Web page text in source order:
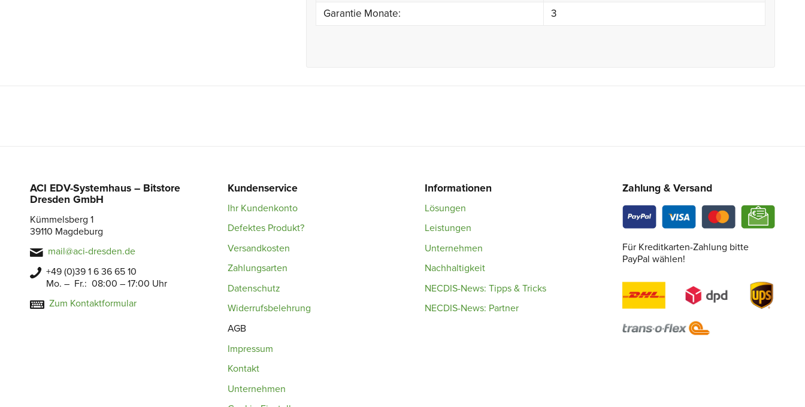
Garantie Monate:
3
ACI EDV-Systemhaus – Bitstore
Dresden GmbH
Kümmelsberg 1
39110 Magdeburg
mail@aci-dresden.de
+49 (0)39 1 6 36 65 10
Mo. – Fr.: 08:00 – 17:00 Uhr
Zum Kontaktformular
Kundenservice
Ihr Kundenkonto
Defektes Produkt?
Versandkosten
Zahlungsarten
Datenschutz
Widerrufsbelehrung
AGB
Impressum
Kontakt
Unternehmen
Informationen
Lösungen
Leistungen
Unternehmen
Nachhaltigkeit
NECDIS-News: Tipps & Tricks
NECDIS-News: Partner
Zahlung & Versand
Für Kreditkarten-Zahlung bitte
PayPal wählen!